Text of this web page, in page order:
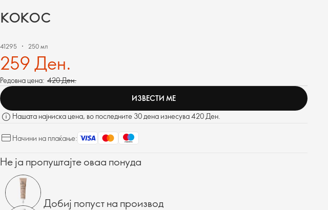
кокос
41295 250 мл
259 Ден.
Редовна цена: 420 Ден.
ИЗВЕСТИ МЕ
Нашата најниска цена, во последните 30 дена изнесува 420 Ден.
Начини на плаќање:
Не ја пропуштајте оваа понуда
Добиј попуст на производ